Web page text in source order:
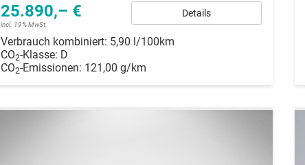
25.890,– €
incl. 19% MwSt.
Details
Verbrauch kombiniert: 5,90 l/100km
CO2-Klasse: D
CO2-Emissionen: 121,00 g/km